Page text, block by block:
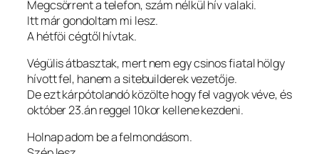
Megcsörrent a telefon, szám nélkül hív valaki.
Itt már gondoltam mi lesz.
A hétföi cégtől hívtak.
Végülis átbasztak, mert nem egy csinos fiatal hölgy
hívott fel, hanem a sitebuilderek vezetője.
De ezt kárpótolandó közölte hogy fel vagyok véve, és
október 23.án reggel 10kor kellene kezdeni.
Holnap adom be a felmondásom.